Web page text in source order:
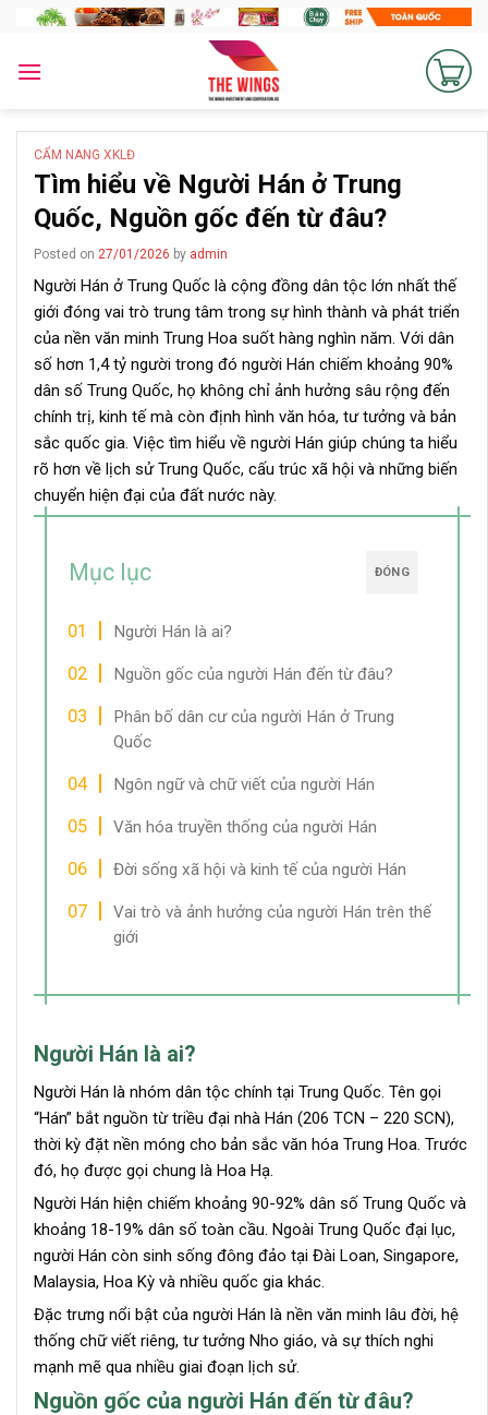
content
CẨM NANG XKLĐ
Tìm hiểu về Người Hán ở Trung
Quốc, Nguồn gốc đến từ đâu?
Posted on 27/01/2026 by admin
Người Hán ở Trung Quốc là cộng đồng dân tộc lớn nhất thế
giới đóng vai trò trung tâm trong sự hình thành và phát triển
của nền văn minh Trung Hoa suốt hàng nghìn năm. Với dân
số hơn 1,4 tỷ người trong đó người Hán chiếm khoảng 90%
dân số Trung Quốc, họ không chỉ ảnh hưởng sâu rộng đến
chính trị, kinh tế mà còn định hình văn hóa, tư tưởng và bản
sắc quốc gia. Việc tìm hiểu về người Hán giúp chúng ta hiểu
rõ hơn về lịch sử Trung Quốc, cấu trúc xã hội và những biến
chuyển hiện đại của đất nước này.
ĐÓNG
Mục lục
Người Hán là ai?
Nguồn gốc của người Hán đến từ đâu?
Phân bố dân cư của người Hán ở Trung
Quốc
Ngôn ngữ và chữ viết của người Hán
Văn hóa truyền thống của người Hán
Đời sống xã hội và kinh tế của người Hán
Vai trò và ảnh hưởng của người Hán trên thế
giới
Người Hán là ai?
Người Hán là nhóm dân tộc chính tại Trung Quốc. Tên gọi
“Hán” bắt nguồn từ triều đại nhà Hán (206 TCN – 220 SCN),
thời kỳ đặt nền móng cho bản sắc văn hóa Trung Hoa. Trước
đó, họ được gọi chung là Hoa Hạ.
Người Hán hiện chiếm khoảng 90-92% dân số Trung Quốc và
khoảng 18-19% dân số toàn cầu. Ngoài Trung Quốc đại lục,
người Hán còn sinh sống đông đảo tại Đài Loan, Singapore,
Malaysia, Hoa Kỳ và nhiều quốc gia khác.
Đặc trưng nổi bật của người Hán là nền văn minh lâu đời, hệ
thống chữ viết riêng, tư tưởng Nho giáo, và sự thích nghi
mạnh mẽ qua nhiều giai đoạn lịch sử.
Nguồn gốc của người Hán đến từ đâu?